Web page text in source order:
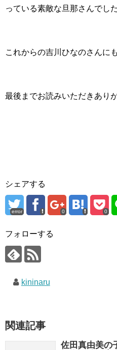
っている素敵な旦那さんでし
これからの吉川ひなのさんに
最後までお読みいただきあり
シェアする
error 0 0
フォローする
kininaru
関連記事
佐田真由美の